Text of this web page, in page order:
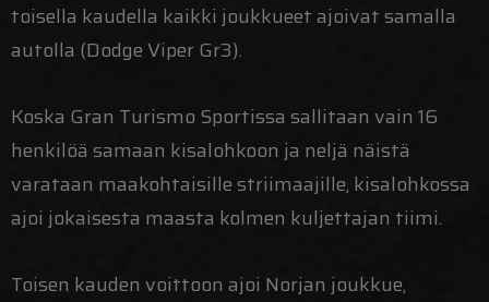
toisella kaudella kaikki joukkueet ajoivat samalla
autolla (Dodge Viper Gr3).
Koska Gran Turismo Sportissa sallitaan vain 16
henkilöä samaan kisalohkoon ja neljä näistä
varataan maakohtaisille striimaajille, kisalohkossa
ajoi jokaisesta maasta kolmen kuljettajan tiimi.
Toisen kauden voittoon ajoi Norjan joukkue,